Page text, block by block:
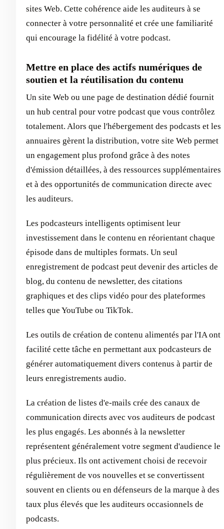
sites Web. Cette cohérence aide les auditeurs à se
connecter à votre personnalité et crée une familiarité
qui encourage la fidélité à votre podcast.
Mettre en place des actifs numériques de
soutien et la réutilisation du contenu
Un site Web ou une page de destination dédié fournit
un hub central pour votre podcast que vous contrôlez
totalement. Alors que l'hébergement des podcasts et les
annuaires gèrent la distribution, votre site Web permet
un engagement plus profond grâce à des notes
d'émission détaillées, à des ressources supplémentaires
et à des opportunités de communication directe avec
les auditeurs.
Les podcasteurs intelligents optimisent leur
investissement dans le contenu en réorientant chaque
épisode dans de multiples formats. Un seul
enregistrement de podcast peut devenir des articles de
blog, du contenu de newsletter, des citations
graphiques et des clips vidéo pour des plateformes
telles que YouTube ou TikTok.
Les outils de création de contenu alimentés par l'IA ont
facilité cette tâche en permettant aux podcasteurs de
générer automatiquement divers contenus à partir de
leurs enregistrements audio.
La création de listes d'e-mails crée des canaux de
communication directs avec vos auditeurs de podcast
les plus engagés. Les abonnés à la newsletter
représentent généralement votre segment d'audience le
plus précieux. Ils ont activement choisi de recevoir
régulièrement de vos nouvelles et se convertissent
souvent en clients ou en défenseurs de la marque à des
taux plus élevés que les auditeurs occasionnels de
podcasts.